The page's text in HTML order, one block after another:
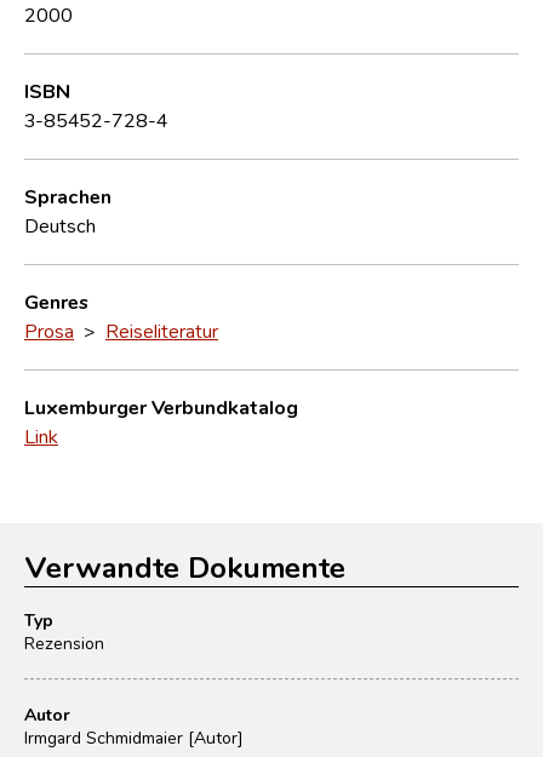
2000
ISBN
3-85452-728-4
Sprachen
Deutsch
Genres
Prosa > Reiseliteratur
Luxemburger Verbundkatalog
Link
Verwandte Dokumente
Typ
Rezension
Autor
Irmgard Schmidmaier [Autor]